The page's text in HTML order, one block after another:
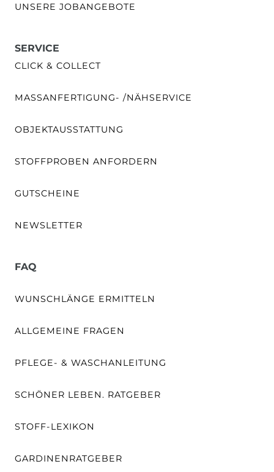
UNSERE JOBANGEBOTE
SERVICE
CLICK & COLLECT
MASSANFERTIGUNG- /NÄHSERVICE
OBJEKTAUSSTATTUNG
STOFFPROBEN ANFORDERN
GUTSCHEINE
NEWSLETTER
FAQ
WUNSCHLÄNGE ERMITTELN
ALLGEMEINE FRAGEN
PFLEGE- & WASCHANLEITUNG
SCHÖNER LEBEN. RATGEBER
STOFF-LEXIKON
GARDINENRATGEBER